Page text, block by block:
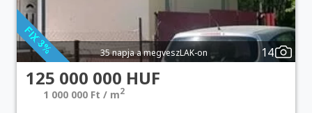
35 napja a megveszLAK-on 14
125 000 000 HUF
1 000 000 Ft / m2